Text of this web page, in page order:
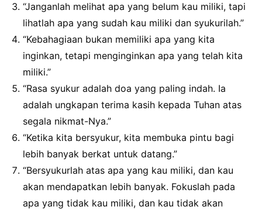
“Janganlah melihat apa yang belum kau miliki, tapi
lihatlah apa yang sudah kau miliki dan syukurilah.”
“Kebahagiaan bukan memiliki apa yang kita
inginkan, tetapi menginginkan apa yang telah kita
miliki.”
“Rasa syukur adalah doa yang paling indah. Ia
adalah ungkapan terima kasih kepada Tuhan atas
segala nikmat-Nya.”
“Ketika kita bersyukur, kita membuka pintu bagi
lebih banyak berkat untuk datang.”
“Bersyukurlah atas apa yang kau miliki, dan kau
akan mendapatkan lebih banyak. Fokuslah pada
apa yang tidak kau miliki, dan kau tidak akan